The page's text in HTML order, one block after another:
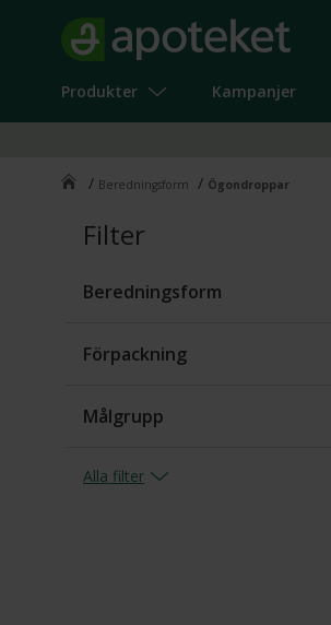
Produkter
Kampanjer
/ Beredningsform / Ögondroppar
Filter
Beredningsform
Ögondroppar
Förpackning
Endosbehållare
Målgrupp
Barn ( 1
Alla filter